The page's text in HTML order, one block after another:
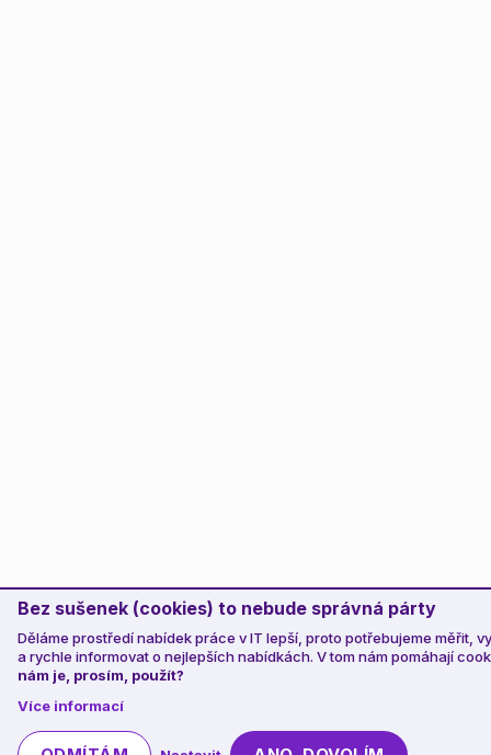
Bez sušenek (cookies) to nebude správná párty
Děláme prostředí nabídek práce v IT lepší, proto potřebujeme měřit,
a rychle informovat o nejlepších nabídkách. V tom nám pomáhají
nám je, prosím, použít?
Více informací